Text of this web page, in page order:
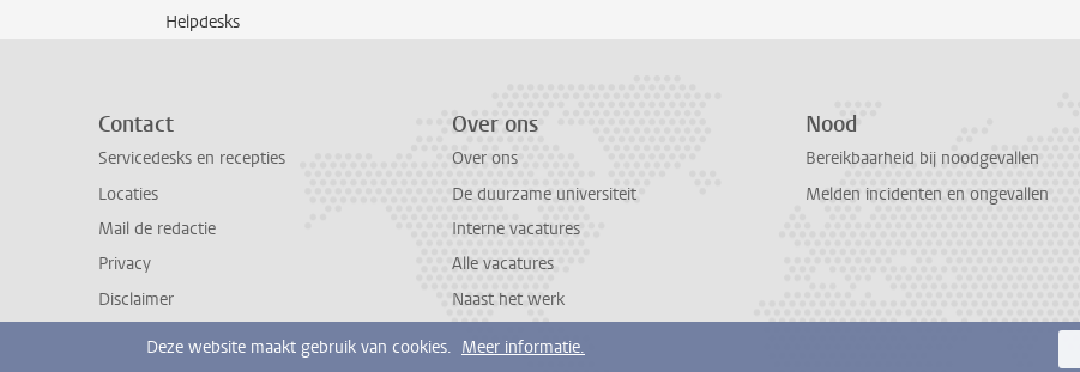
Helpdesks
Contact
Servicedesks en recepties
Locaties
Mail de redactie
Privacy
Disclaimer
Over ons
Over ons
De duurzame universiteit
Interne vacatures
Alle vacatures
Naast het werk
Nood
Bereikbaarheid bij noodgevallen
Melden incidenten en ongevallen
Deze website maakt gebruik van cookies. Meer informatie.